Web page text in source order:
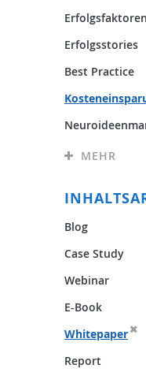
Erfolgsfaktoren
Erfolgsstories
Best Practice
MEHR
Blog
Case Study
Webinar
E-Book
Whitepaper
Report